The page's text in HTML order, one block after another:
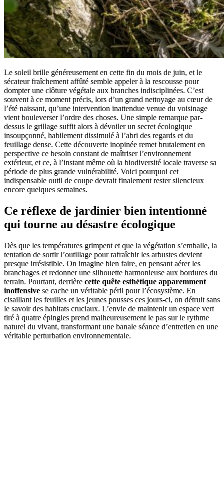
Le soleil brille généreusement en cette fin du mois de juin, et le
sécateur fraîchement affûté semble appeler à la rescousse pour
dompter une clôture végétale aux branches indisciplinées. C’est
souvent à ce moment précis, lors d’un grand nettoyage au cœur de
l’été naissant, qu’une intervention inattendue venue du voisinage
vient bouleverser l’ordre des choses. Une simple remarque par-
dessus le grillage suffit alors à dévoiler un secret écologique
insoupçonné, habilement dissimulé à l’abri des regards et du
feuillage dense. Cette découverte inopinée remet brutalement en
perspective ce besoin constant de maîtriser l’environnement
extérieur, et ce, à l’instant même où la biodiversité locale traverse sa
période de plus grande vulnérabilité. Voici pourquoi cet
indispensable outil de coupe devrait finalement rester silencieux
encore quelques semaines.
Ce réflexe de jardinier bien intentionné
qui tourne au désastre écologique
Dès que les températures grimpent et que la végétation s’emballe, la
tentation de sortir l’outillage pour rafraîchir les arbustes devient
presque irrésistible. On imagine bien faire, en pensant aérer les
branchages et redonner une silhouette harmonieuse aux bordures du
terrain. Pourtant, derrière cette quête esthétique apparemment
inoffensive se cache un véritable péril pour l’écosystème. En
cisaillant les feuilles et les jeunes pousses ces jours-ci, on détruit sans
le savoir des habitats cruciaux. L’envie de maintenir un espace vert
tiré à quatre épingles prend malheureusement le pas sur le rythme
naturel du vivant, transformant une banale séance d’entretien en une
véritable perturbation environnementale.